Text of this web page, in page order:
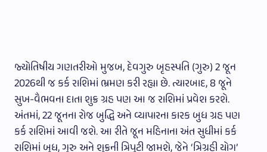
જ્યોતિષીય ગણતરીઓ મુજબ, દેવગુરુ બૃહસ્પતિ (ગુરુ) 2 જૂન
2026થી જ કર્ક રાશિમાં ભ્રમણ કરી રહ્યા છે. ત્યારબાદ, 8 જૂને
સુખ-વૈભવના દાતા શુક્ર ગ્રહ પણ આ જ રાશિમાં પ્રવેશ કરશે.
અંતમાં, 22 જૂનના રોજ બુદ્ધિ અને વ્યાપારના કારક બુધ ગ્રહ પણ
કર્ક રાશિમાં આવી જશે. આ રીતે જૂન મહિનાના અંત સુધીમાં કર્ક
રાશિમાં બુધ, ગુરુ અને શુક્રની ત્રિપુટી જામશે, જેને ‘ત્રિગ્રહી યોગ’